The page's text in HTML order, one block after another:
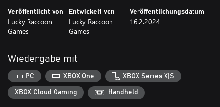
Dynamische Arenen
Als ob die Feinde nicht genug wären, hast du in jeder Arena auch
eine Herausforderung zu bewältigen, von wütenden Skeletten
Jeder kann spielen, aber Meisterung ist für die Starken!
Trotz der wirklich einfachen Mechanik, die jeder spielen kann, ist
es notwendig, eine Strategie zu haben, um die Angriffe der
Feinde und auch die Hindernisse und Herausforderungen jeder
Arena zu überleben. Sei schlau und habe immer eine Strategie im
Veröffentlicht von
Lucky Raccoon
Games
Entwickelt von
Lucky Raccoon
Games
Veröffentlichungsdatum
16.2.2024
Wiedergabe mit
PC XBOX One XBOX Series X|S
XBOX Cloud Gaming Handheld